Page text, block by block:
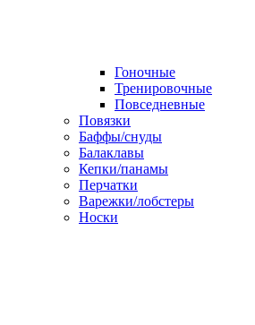
Гоночные
Тренировочные
Повседневные
Повязки
Баффы/снуды
Балаклавы
Кепки/панамы
Перчатки
Варежки/лобстеры
Носки